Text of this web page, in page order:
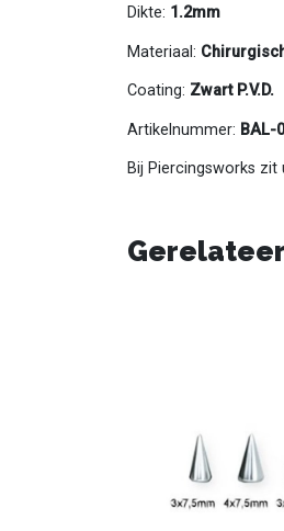
Dikte: 1.2mm
Materiaal:
Coating: Zwart P.V.D.
Artikelnummer: BAL-
Bij Piercingsworks